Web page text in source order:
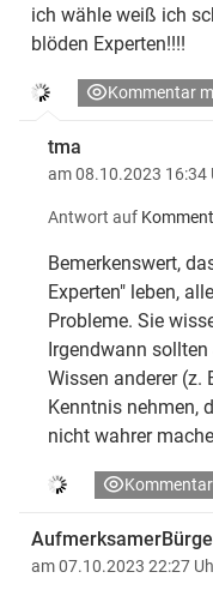
ich wähle weiß ich
blöden Experten!!!!
Kommentar
tma
am 08.10.2023 16:34
Antwort auf
Bemerkenswert,
Experten" leben,
Probleme. Sie
Irgendwann
Wissen anderer (z.
Kenntnis nehmen,
nicht wahrer
am 07.10.2023 22:27